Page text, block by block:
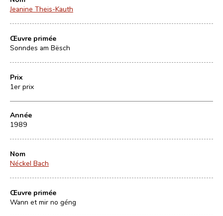
Jeanine Theis-Kauth
Œuvre primée
Sonndes am Bësch
Prix
1er prix
Année
1989
Nom
Néckel Bach
Œuvre primée
Wann et mir no géng